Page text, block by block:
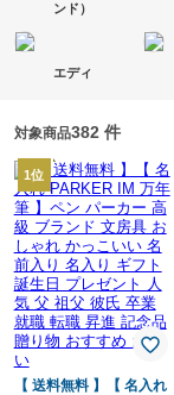
ンド）
エディ
対象商品382 件
1位
【 送料無料 】【 名入れ